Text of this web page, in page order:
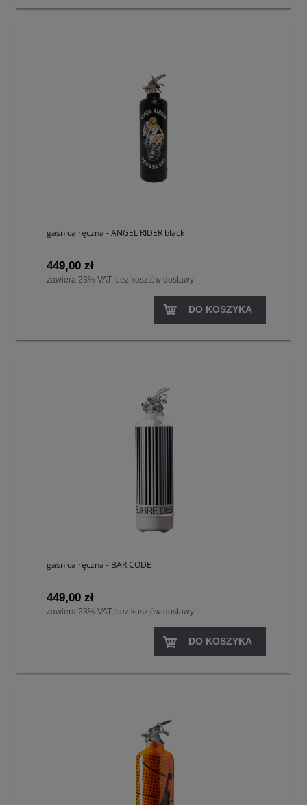
gaśnica ręczna - ANGEL RIDER black
449,00 zł
zawiera 23% VAT, bez kosztów dostawy
DO KOSZYKA
gaśnica ręczna - BAR CODE
449,00 zł
zawiera 23% VAT, bez kosztów dostawy
DO KOSZYKA